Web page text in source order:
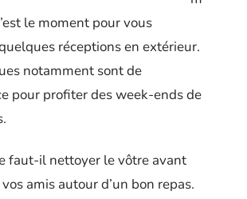
le moment pour vous
réceptions en extérieur.
notamment sont de
pour profiter des week-ends de
faut-il nettoyer le vôtre avant
amis autour d’un bon repas.